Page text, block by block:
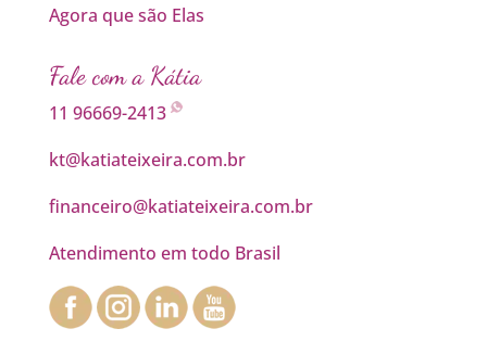
Agora que são Elas
Fale com a Kátia
11 96669-2413
kt@katiateixeira.com.br
financeiro@katiateixeira.com.br
Atendimento em todo Brasil